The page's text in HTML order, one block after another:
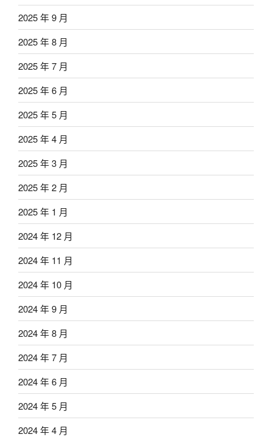
2025 年 9 月
2025 年 8 月
2025 年 7 月
2025 年 6 月
2025 年 5 月
2025 年 4 月
2025 年 3 月
2025 年 2 月
2025 年 1 月
2024 年 12 月
2024 年 11 月
2024 年 10 月
2024 年 9 月
2024 年 8 月
2024 年 7 月
2024 年 6 月
2024 年 5 月
2024 年 4 月